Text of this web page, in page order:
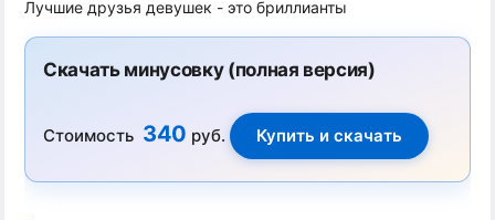
Лучшие друзья девушек - это бриллианты
Скачать минусовку (полная версия)
Стоимость 340 руб.